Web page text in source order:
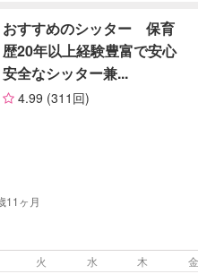
ったサポーターの中から、ご予算や依頼内
おすすめのシッター 保育
歴20年以上経験豊富で安心
安全なシッター兼...
4.99 (311回)
11ヶ月
火 水 木